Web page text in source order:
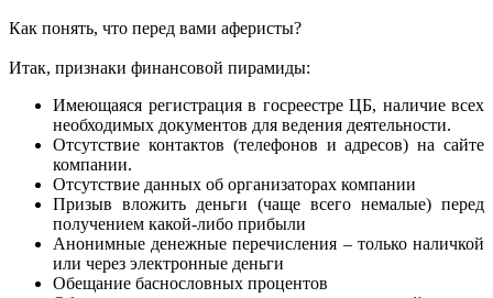
Как понять, что перед вами аферисты?
Итак, признаки финансовой пирамиды:
Имеющаяся регистрация в госреестре ЦБ, наличие всех
необходимых документов для ведения деятельности.
Отсутствие контактов (телефонов и адресов) на сайте
компании.
Отсутствие данных об организаторах компании
Призыв вложить деньги (чаще всего немалые) перед
получением какой-либо прибыли
Анонимные денежные перечисления – только наличкой
или через электронные деньги
Обещание баснословных процентов